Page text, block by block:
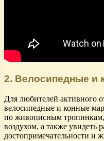
2. Велосипедные и
Для любителей активного
велосипедные и конные
по живописным тропинкам,
воздухом, а также увидеть
достопримечательности и